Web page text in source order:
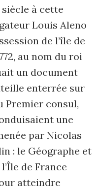
siècle à cette
Louis Aleno
de l’île de
au nom du roi
un document
enterrée sur
Premier consul,
une
par Nicolas
: le Géographe et
de France
atteindre